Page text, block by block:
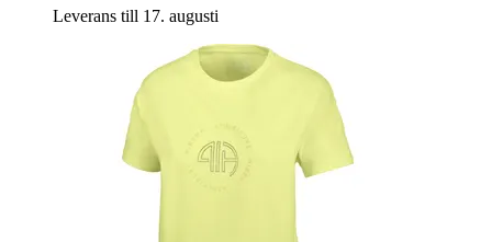
Leverans till 17. augusti